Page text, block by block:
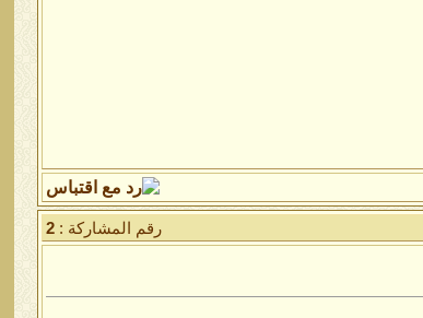
رقم المشاركة :2